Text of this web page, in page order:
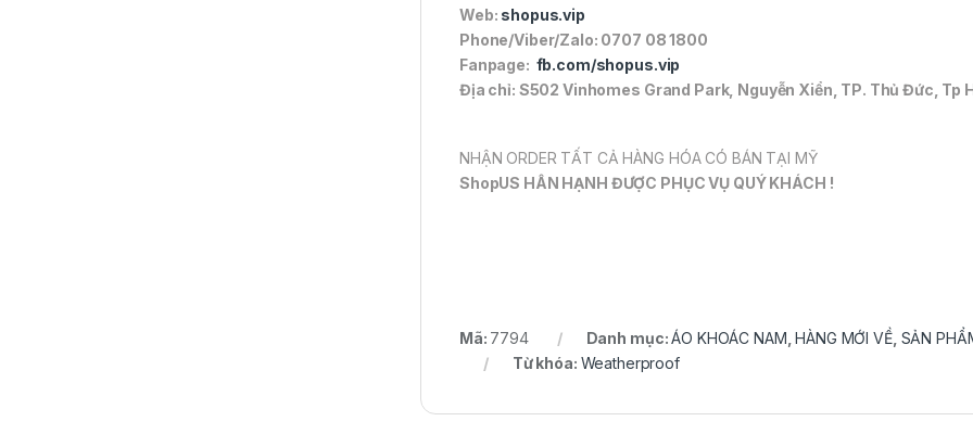
Web: shopus.vip
Phone/Viber/Zalo: 0707 08 1800
Fanpage: fb.com/shopus.vip
Địa chỉ: S502 Vinhomes Grand Park, Nguyễn Xiển, TP. Thủ Đức, Tp
NHẬN ORDER TẤT CẢ HÀNG HÓA CÓ BÁN TẠI MỸ
ShopUS HÂN HẠNH ĐƯỢC PHỤC VỤ QUÝ KHÁCH !
Mã: 7794 Danh mục:ÁO KHOÁC NAM ,HÀNG MỚI VỀ, SẢN
Từ khóa: Weatherproof